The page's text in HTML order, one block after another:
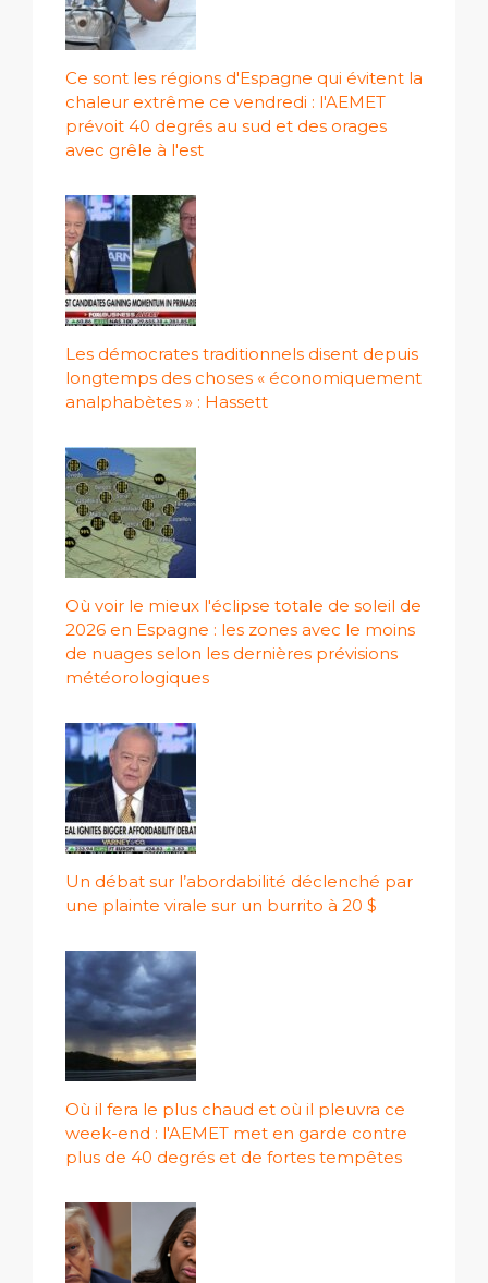
Ce sont les régions d'Espagne qui évitent la
chaleur extrême ce vendredi : l'AEMET
prévoit 40 degrés au sud et des orages
avec grêle à l'est
Les démocrates traditionnels disent depuis
longtemps des choses « économiquement
analphabètes » : Hassett
Où voir le mieux l'éclipse totale de soleil de
2026 en Espagne : les zones avec le moins
de nuages ​​selon les dernières prévisions
météorologiques
Un débat sur l’abordabilité déclenché par
une plainte virale sur un burrito à 20 $
Où il fera le plus chaud et où il pleuvra ce
week-end : l'AEMET met en garde contre
plus de 40 degrés et de fortes tempêtes